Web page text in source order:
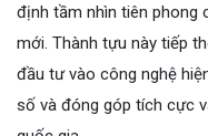
định tầm nhìn tiên phong
mới. Thành tựu này tiếp
đầu tư vào công nghệ
số và đóng góp tích cực